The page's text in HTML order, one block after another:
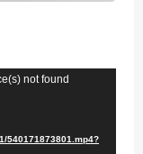
not found
540171873801.mp4?